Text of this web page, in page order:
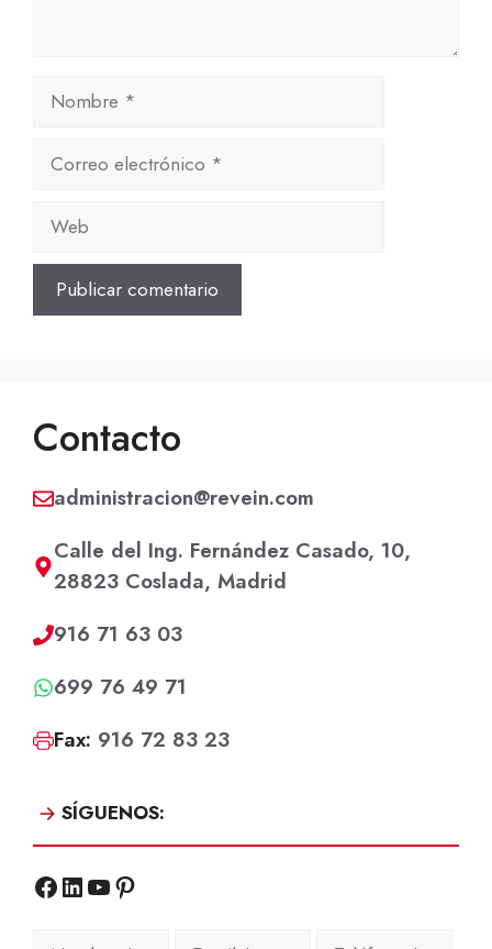
Nombre
Correo
electrónico
Web
Contacto
administracion@revein.com
Calle del Ing. Fernández Casado, 10,
28823 Coslada, Madrid
916 71 63 03
699 76 49 71
Fax: 916 72 83 23
SÍGUENOS:
Facebook
LinkedIn
YouTube
Pinterest